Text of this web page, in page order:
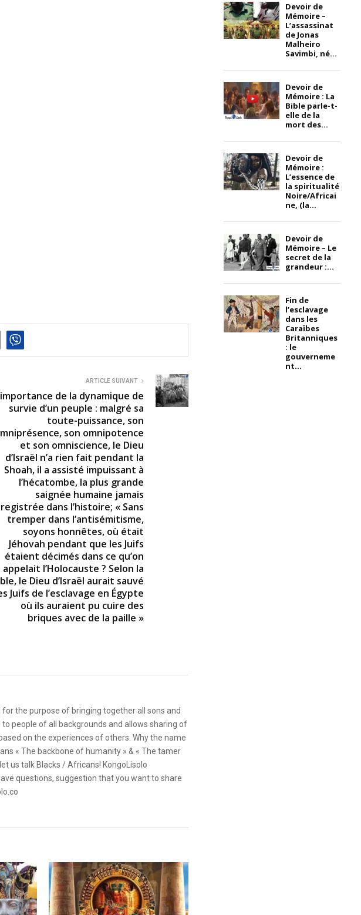
ARTICLE SUIVANT
de la dynamique de
survie d’un peuple : malgré sa
toute-puissance, son
son omnipotence
et son omniscience, le Dieu
d’Israël n’a rien fait pendant la
Shoah, il a assisté impuissant à
l’hécatombe, la plus grande
saignée humaine jamais
dans l’histoire; « Sans
tremper dans l’antisémitisme,
soyons honnêtes, où était
Jéhovah pendant que les Juifs
étaient décimés dans ce qu’on
appelait l’Holocauste ? Selon la
le Dieu d’Israël aurait sauvé
Juifs de l’esclavage en Égypte
où ils auraient pu cuire des
briques avec de la paille »
for the purpose of bringing together all sons and
people of all backgrounds and allows sharing of
on the experiences of others. Why the name
« The backbone of humanity » & « The tamer
us talk Blacks / Africans! KongoLisolo
questions, suggestion that you want to share
Devoir de
Mémoire –
L’assassinat
de Jonas
Malheiro
Savimbi, né...
Devoir de
Mémoire : La
Bible parle-t-
elle de la
mort des...
Devoir de
Mémoire :
L’essence de
la spiritualité
Noire/Africai
ne, (la...
Devoir de
Mémoire – Le
secret de la
grandeur :...
Fin de
l’esclavage
dans les
Caraïbes
Britanniques
: le
gouverneme
nt...